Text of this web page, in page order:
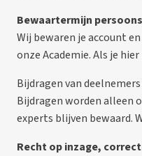
Bewaartermijn
Wij bewaren je account
onze Academie. Als je
Bijdragen van
Bijdragen worden alleen
experts blijven bewaard.
Recht op inzage,